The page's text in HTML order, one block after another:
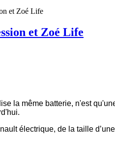
et Zoé Life
et Zoé Life
la même batterie, n'est
électrique, de la taille d’une